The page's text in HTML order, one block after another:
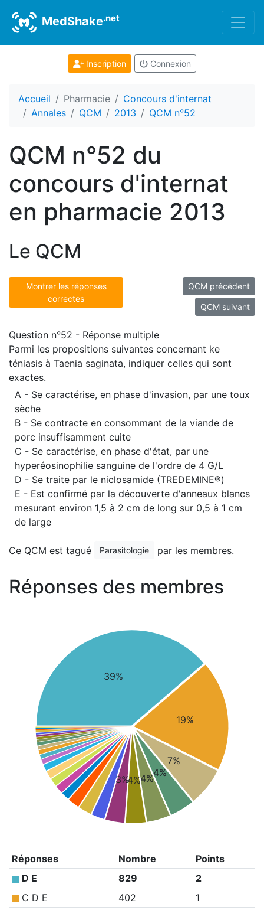
MedShake.net
Inscription Connexion
Accueil Pharmacie
Concours d'internat
Annales
QCM 2013 QCM n°52
QCM n°52 du
concours d'internat
en pharmacie 2013
Le QCM
Montrer les réponses
correctes
QCM précédent
QCM suivant
Question n°52 - Réponse multiple
Parmi les propositions suivantes concernant ke
téniasis à Taenia saginata, indiquer celles qui sont
exactes.
A - Se caractérise, en phase d'invasion, par une toux
sèche
B - Se contracte en consommant de la viande de
porc insuffisamment cuite
C - Se caractérise, en phase d'état, par une
hyperéosinophilie sanguine de l'ordre de 4 G/L
D - Se traite par le niclosamide (TREDEMINE®)
E - Est confirmé par la découverte d'anneaux blancs
mesurant environ 1,5 à 2 cm de long sur 0,5 à 1 cm
de large
Ce QCM est tagué Parasitologie par les membres.
Réponses des membres
39%
19%
7%
4%
4%
4%
3%
Réponses Nombre
Points
D E
829
2
C D E
402
1